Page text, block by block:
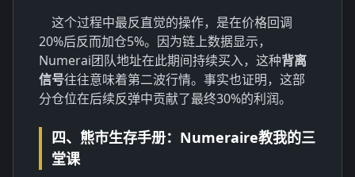
这个过程中最反直觉的操作，是在价格回调
20%后反而加仓5%。因为链上数据显示，
Numerai团队地址在此期间持续买入，这种背离
信号往往意味着第二波行情。事实也证明，这部
分仓位在后续反弹中贡献了最终30%的利润。
四、熊市生存手册：Numeraire教我的三
堂课